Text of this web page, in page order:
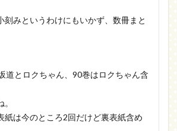
刻みというわけにもいかず、数冊まと
道とロクちゃん、90巻はロクちゃん含
紙は今のところ2回だけど裏表紙含め